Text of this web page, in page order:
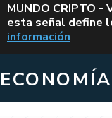
MUNDO CRIPTO
esta señal define
información